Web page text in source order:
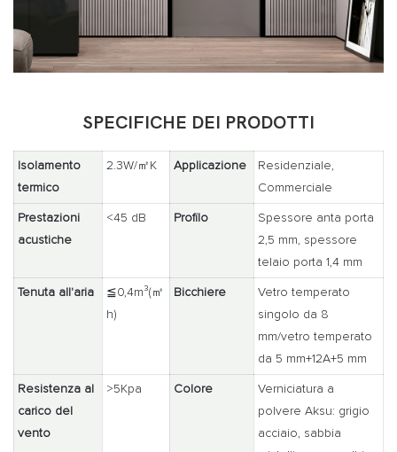
SPECIFICHE DEI PRODOTTI
Isolamento
termico
2.3W/㎡K Applicazione
Residenziale,
Commerciale
Prestazioni
acustiche
<45 dB Profilo
Spessore anta porta
2,5 mm, spessore
telaio porta 1,4 mm
Tenuta all'aria
≦0,4m³(㎡
h)
Bicchiere
Vetro temperato
singolo da 8
mm/vetro temperato
da 5 mm+12A+5 mm
Resistenza al
carico del
vento
>5Kpa Colore
Verniciatura a
polvere Aksu: grigio
acciaio, sabbia